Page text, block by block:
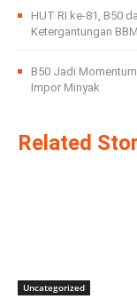
HUT RI ke-81, B50
Ketergantungan
B50 Jadi
Impor Minyak
Related
Uncategorized